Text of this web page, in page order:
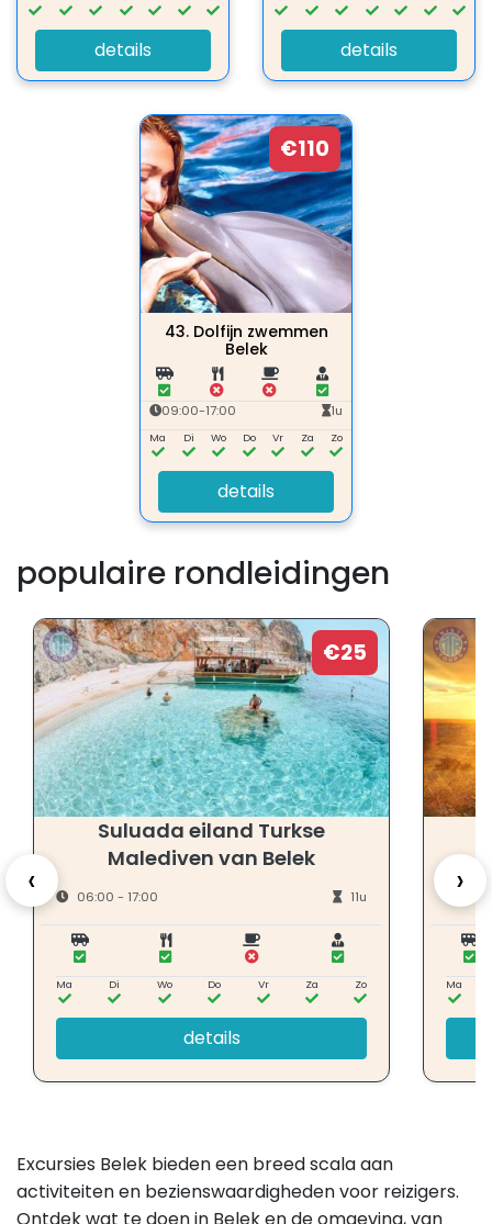
details details
€110
43. Dolfijn zwemmen
Belek
09:00-17:00 1u
Ma Di Wo Do Vr Za Zo
details
populaire rondleidingen
‹
€25
Suluada eiland Turkse
Malediven van Belek
06:00 - 17:00 11u
Ma Di Wo Do Vr Za Zo
details
Ma
›
Excursies Belek bieden een breed scala aan
activiteiten en bezienswaardigheden voor reizigers.